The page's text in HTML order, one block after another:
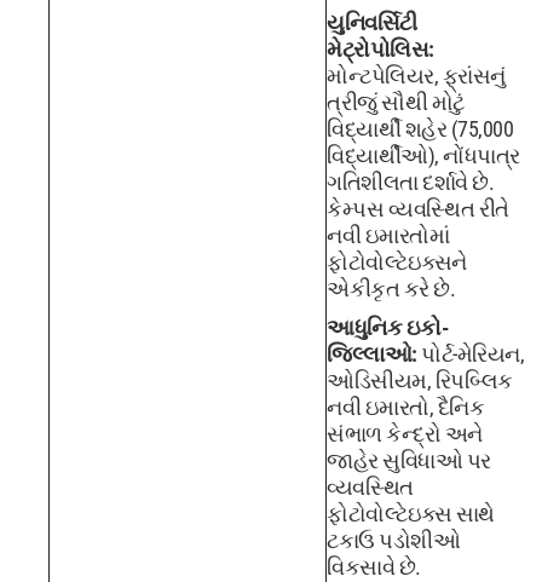
યુનિવર્સિટી
મેટ્રોપોલિસ:
મોન્ટપેલિયર, ફ્રાંસનું
ત્રીજું સૌથી મોટું
વિદ્યાર્થી શહેર (75,000
વિદ્યાર્થીઓ), નોંધપાત્ર
ગતિશીલતા દર્શાવે છે.
કેમ્પસ વ્યવસ્થિત રીતે
નવી ઇમારતોમાં
ફોટોવોલ્ટેઇક્સને
એકીકૃત કરે છે.
આધુનિક ઇકો-
જિલ્લાઓ:પોર્ટ-મેરિયન,
ઓડિસીયમ, રિપબ્લિક
નવી ઇમારતો, દૈનિક
સંભાળ કેન્દ્રો અને
જાહેર સુવિધાઓ પર
વ્યવસ્થિત
ફોટોવોલ્ટેઇક્સ સાથે
ટકાઉ પડોશીઓ
વિકસાવે છે.